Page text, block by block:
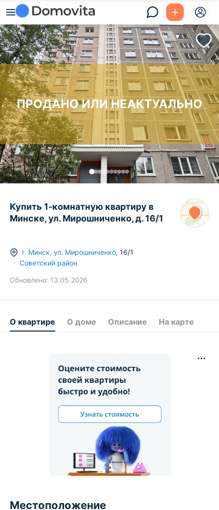
ПРОДАНО ИЛИ НЕАКТУАЛЬНО
Купить 1-комнатную квартиру в
Минске, ул. Мирошниченко, д. 16/1
г. Минск, ул. Мирошниченко, 16/1
Советский район
Обновлено: 13.05.2026
О квартире О доме Описание На карте
Местоположение